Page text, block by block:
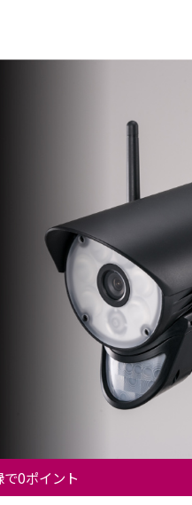
0ポイント